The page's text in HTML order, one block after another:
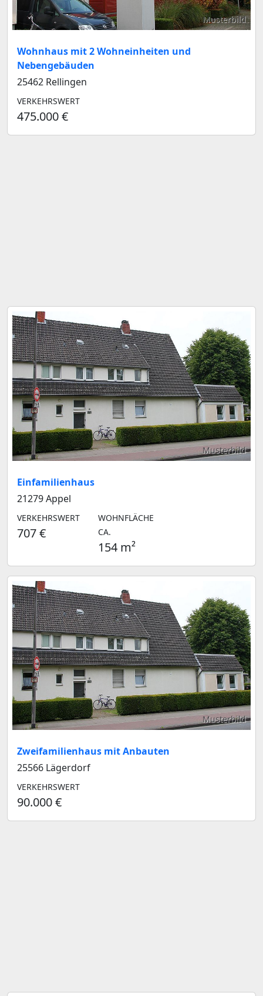
Musterbild
Wohnhaus mit 2 Wohneinheiten und
Nebengebäuden
25462 Rellingen
VERKEHRSWERT
475.000 €
Musterbild
Einfamilienhaus
21279 Appel
VERKEHRSWERT
707 €
WOHNFLÄCHE
CA.
154 m²
Musterbild
Zweifamilienhaus mit Anbauten
25566 Lägerdorf
VERKEHRSWERT
90.000 €